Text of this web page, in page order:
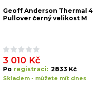
Geoff Anderson Thermal 4
Pullover černý velikost M
3 010 Kč
Po registraci: 2833 Kč
Skladem - můžete mít dnes